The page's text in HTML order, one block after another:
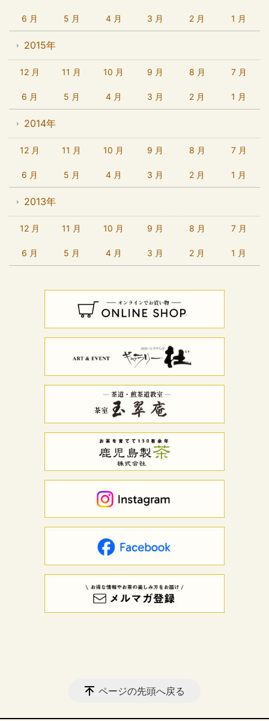
6 月 5 月 4 月 3 月 2 月 1 月
2015年
12 月 11 月 10 月 9 月 8 月 7 月
6 月 5 月 4 月 3 月 2 月 1 月
2014年
12 月 11 月 10 月 9 月 8 月 7 月
6 月 5 月 4 月 3 月 2 月 1 月
2013年
12 月 11 月 10 月 9 月 8 月 7 月
6 月 5 月 4 月 3 月 2 月 1 月
ページの先頭へ戻る